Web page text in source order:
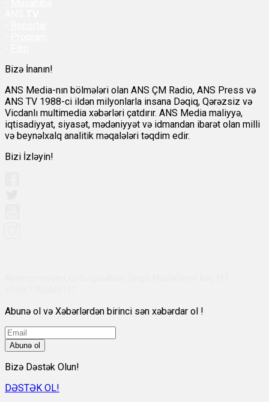
Bizə İnanın!
ANS Media-nın bölmələri olan ANS ÇM Radio, ANS Press və
ANS TV 1988-ci ildən milyonlarla insana Dəqiq, Qərəzsiz və
Vicdanlı multimedia xəbərləri çatdırır. ANS Media maliyyə,
iqtisadiyyat, siyasət, mədəniyyət və idmandan ibarət olan milli
və beynəlxalq analitik məqalələri təqdim edir.
Bizi İzləyin!
Abunə ol və Xəbərlərdən birinci sən xəbərdar ol !
Abunə ol
Bizə Dəstək Olun!
DƏSTƏK OL!